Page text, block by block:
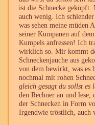
ist die Schnecke geköpft.
auch wenig. Ich
was sehen meine müden
seiner Kumpanen auf
Kumpels anfressen! Ich
wirklich so. Mir kommt
Schneckenjauche aus
von dem bewirkt, was es
nochmal mit rohen
gleich gesagt du sollst es
den Rechner an und
der Schnecken in Form
Irgendwie tröstlich, auch